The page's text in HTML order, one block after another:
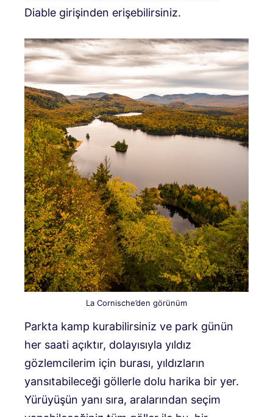
Diable girişinden erişebilirsiniz.
La Cornische’den görünüm
Parkta kamp kurabilirsiniz ve park günün
her saati açıktır, dolayısıyla yıldız
gözlemcilerim için burası, yıldızların
yansıtabileceği göllerle dolu harika bir yer.
Yürüyüşün yanı sıra, aralarından seçim